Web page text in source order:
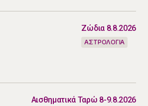
Ζώδια 8.8.2026
ΑΣΤΡΟΛΟΓΙΑ
Αισθηματικά Ταρώ 8-9.8.2026